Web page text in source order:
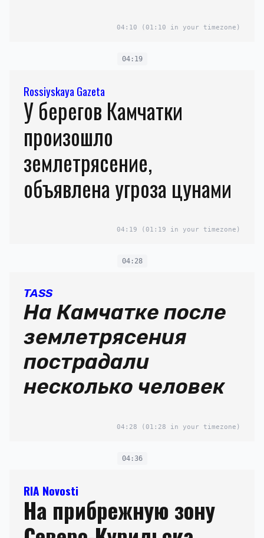
04:10 (01:10 in your timezone)
04:19
Rossiyskaya Gazeta
У берегов Камчатки
произошло
землетрясение,
объявлена угроза цунами
04:19 (01:19 in your timezone)
04:28
TASS
На Камчатке после
землетрясения
пострадали
несколько человек
04:28 (01:28 in your timezone)
04:36
RIA Novosti
На прибрежную зону